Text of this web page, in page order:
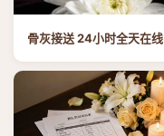
骨灰接送 24小时全天在线